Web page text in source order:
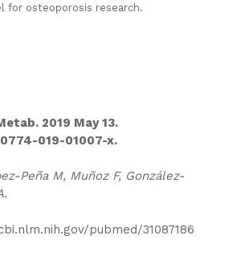
for osteoporosis research.
2019 May 13.
019-01007-x.
Peña M, Muñoz F, González-
pubmed/31087186